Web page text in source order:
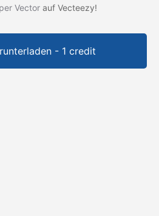
Vector auf Vecteezy!
- 1 credit